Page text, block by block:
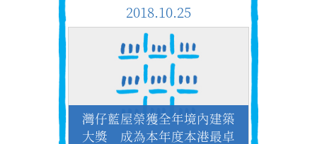
2018.10.25
灣仔藍屋榮獲全年境內建築
大獎 成為本年度本港最卓